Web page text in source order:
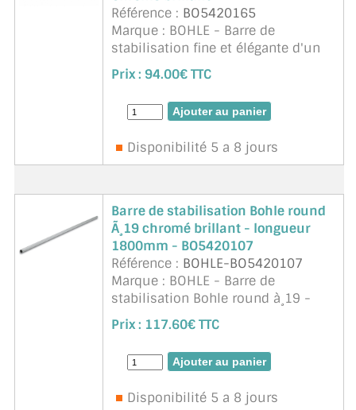
Référence : BO5420165
Marque : BOHLE - Barre de
stabilisation fine et élégante d'un
diamètre de 12 mm. Installation
rapide garantie grâce à la barre de
stabilisation qui peut être
raccourcie selon ...suite
Prix : 94.00€ TTC
Disponibilité 5 a 8 jours
Barre de stabilisation Bohle round
Ã¸19 chromé brillant - longueur
1800mm - BO5420107
Référence : BOHLE-BO5420107
Marque : BOHLE - Barre de
stabilisation Bohle round à¸19 -
Chromé brillant.
Diamètre 19mm.
Matériau : laiton.
Prix : 117.60€ TTC
Disponibilité 5 a 8 jours